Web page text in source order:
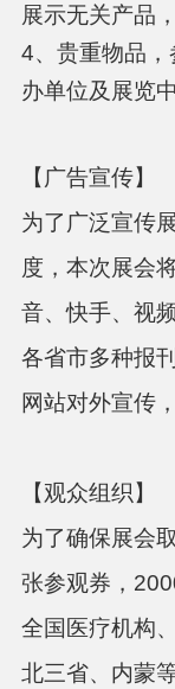
展示无关产品
4、贵重物品
办单位及展览
【广告宣传】
为了广泛宣传
度，本次展会
音、快手、视
各省市多种报
网站对外宣传
【观众组织】
为了确保展会
张参观券，
全国医疗机构
北三省、内蒙